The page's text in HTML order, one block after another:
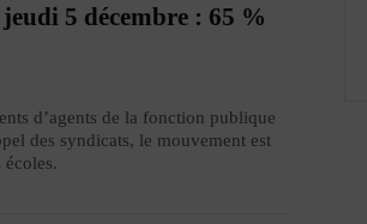
jeudi 5 décembre : 65 %
d’agents de la fonction publique
des syndicats, le mouvement est
écoles.